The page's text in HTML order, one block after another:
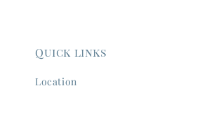
Quick links
Location